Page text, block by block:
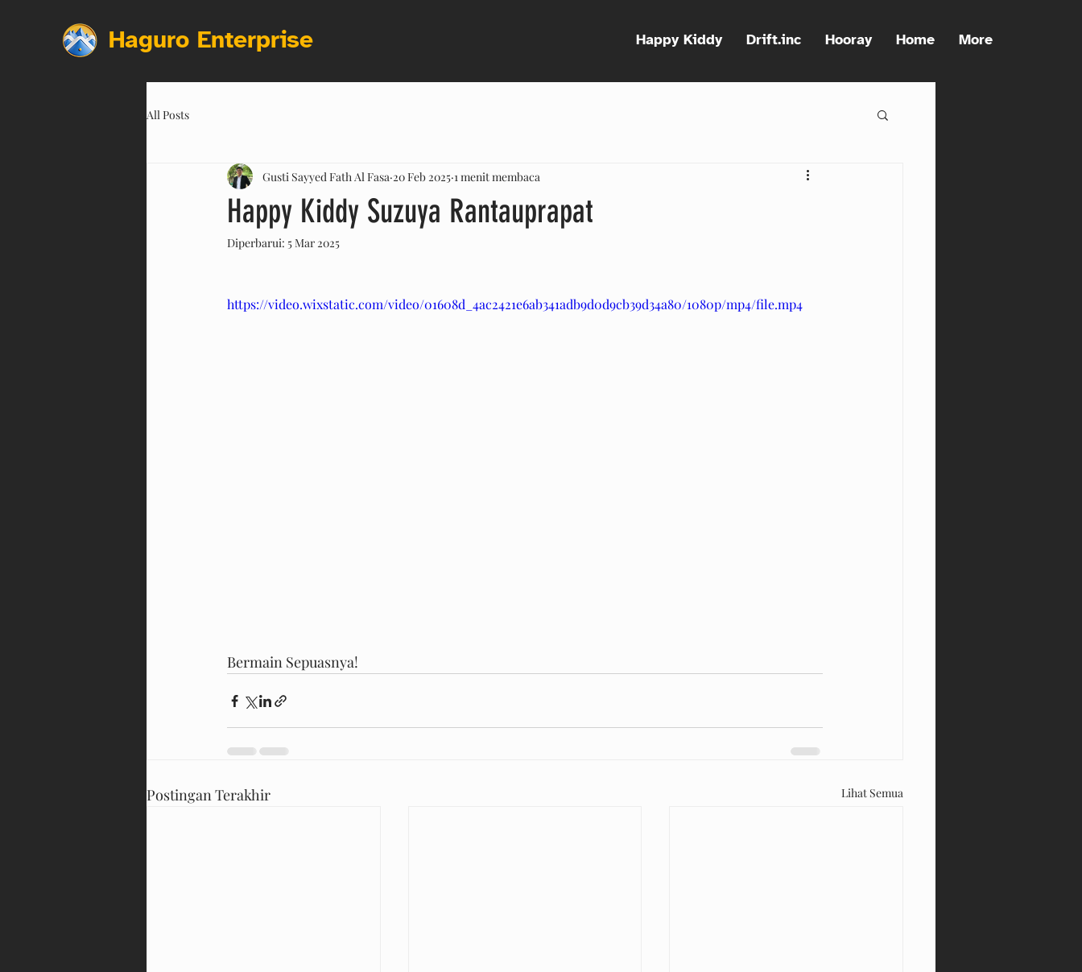
Haguro Enterprise Happy Kiddy Drift.inc Hooray Home More
All Posts
Happy Kiddy Suzuya Rantauprapat
Gusti Sayyed Fath Al Fasa 20 Feb 2025 1 menit membaca
Diperbarui: 5 Mar 2025
https://video.wixstatic.com/video/01608d_4ac2421e6ab341adb9d0d9cb39d34a80/1080p/mp4/file.mp4
Bermain Sepuasnya!
Postingan Terakhir Lihat Semua